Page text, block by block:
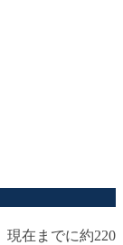
現在までに約220